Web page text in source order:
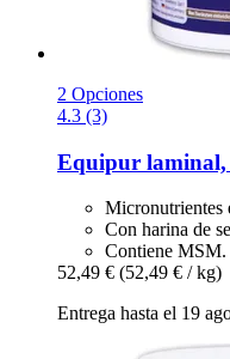
2 Opciones
4.3 (3)
Equipur laminal,
Micronutrientes
Con harina de
Contiene MSM.
52,49 € (52,49 € / kg)
Entrega hasta el 19